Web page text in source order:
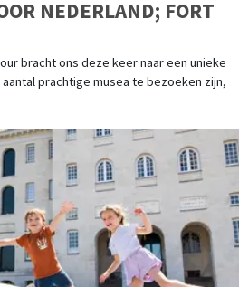
NEDERLAND; FORT
bracht ons deze keer naar een unieke
prachtige musea te bezoeken zijn,